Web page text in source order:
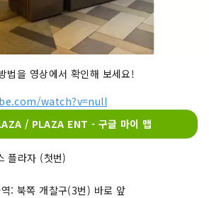
법을 영상에서 확인해 보세요!
watch?v=null
/ PLAZA ENT - 구글 마이 맵
플라자 (첫번)
: 북쪽 개찰구(3번) 바로 앞